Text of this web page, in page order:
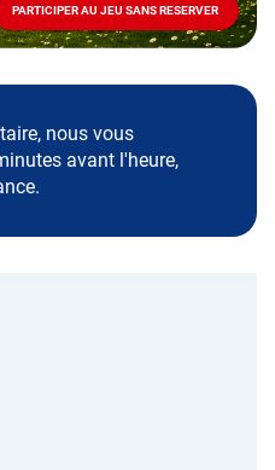
PARTICIPER AU JEU SANS RESERVER
PARTICIPER
AU
JEU
RESERVER
nous vous
avant l'heure,